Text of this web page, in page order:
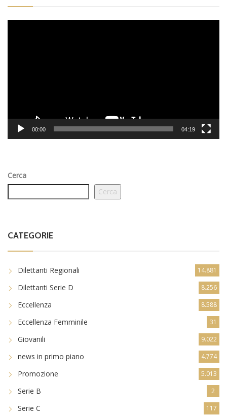
00:00 04:19
Cerca
Cerca
CATEGORIE
Dilettanti Regionali 14.881
Dilettanti Serie D 8.256
Eccellenza 8.588
Eccellenza Femminile 31
Giovanili 9.022
news in primo piano 4.774
Promozione 5.013
Serie B 2
Serie C 117